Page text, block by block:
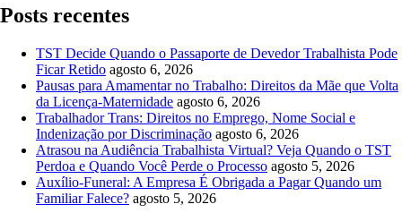
Posts recentes
TST Decide Quando o Passaporte de Devedor Trabalhista Pode
Ficar Retido agosto 6, 2026
Pausas para Amamentar no Trabalho: Direitos da Mãe que Volta
da Licença-Maternidade agosto 6, 2026
Trabalhador Trans: Direitos no Emprego, Nome Social e
Indenização por Discriminação agosto 6, 2026
Atrasou na Audiência Trabalhista Virtual? Veja Quando o TST
Perdoa e Quando Você Perde o Processo agosto 5, 2026
Auxílio-Funeral: A Empresa É Obrigada a Pagar Quando um
Familiar Falece? agosto 5, 2026